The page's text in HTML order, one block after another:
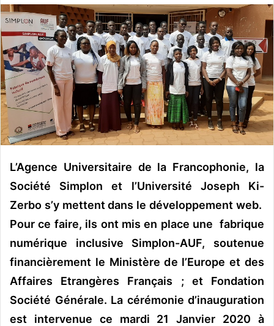
v
o
y
e
u
c
o
u
i
e
L’Agence Universitaire de la Francophonie, la
Société Simplon et l’Université Joseph Ki-
Zerbo s’y mettent dans le développement web.
Pour ce faire, ils ont mis en place une fabrique
numérique inclusive Simplon-AUF, soutenue
financièrement le Ministère de l’Europe et des
Affaires Etrangères Français ; et Fondation
Société Générale. La cérémonie d’inauguration
est intervenue ce mardi 21 Janvier 2020 à